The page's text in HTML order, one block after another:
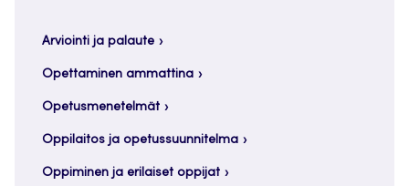
Arviointi ja palaute
Opettaminen ammattina
Opetusmenetelmät
Oppilaitos ja opetussuunnitelma
Oppiminen ja erilaiset oppijat